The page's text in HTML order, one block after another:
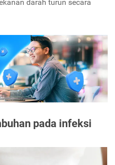
darah turun secara
pada infeksi